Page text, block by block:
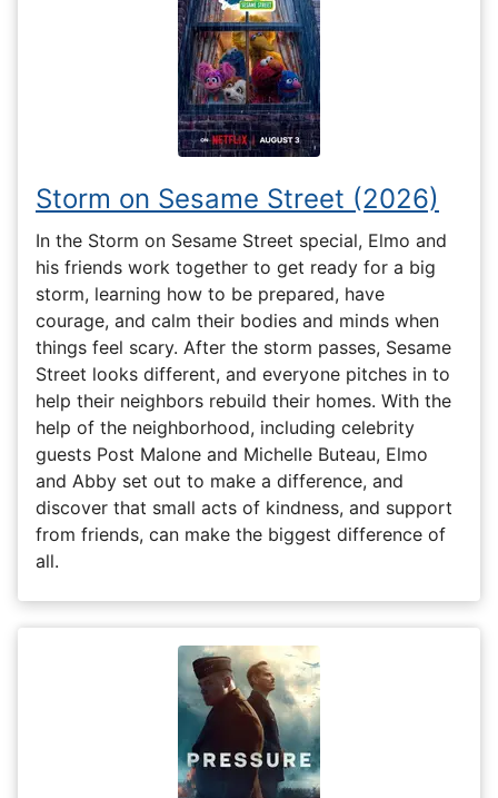
Storm on Sesame Street (2026)
In the Storm on Sesame Street special, Elmo and
his friends work together to get ready for a big
storm, learning how to be prepared, have
courage, and calm their bodies and minds when
things feel scary. After the storm passes, Sesame
Street looks different, and everyone pitches in to
help their neighbors rebuild their homes. With the
help of the neighborhood, including celebrity
guests Post Malone and Michelle Buteau, Elmo
and Abby set out to make a difference, and
discover that small acts of kindness, and support
from friends, can make the biggest difference of
all.